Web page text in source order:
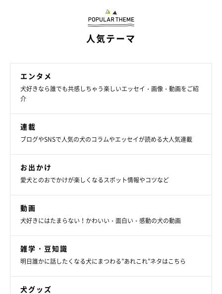
人気テーマ
エンタメ
犬好きなら誰でも共感しちゃう楽しいエッセイ・画像・動画をご紹
介
連載
ブログやSNSで人気の犬のコラムやエッセイが読める大人気連載
お出かけ
愛犬とのおでかけが楽しくなるスポット情報やコツなど
動画
犬好きにはたまらない！かわいい・面白い・感動の犬の動画
雑学・豆知識
明日誰かに話したくなる犬にまつわる”あれこれ”ネタはこちら
犬グッズ